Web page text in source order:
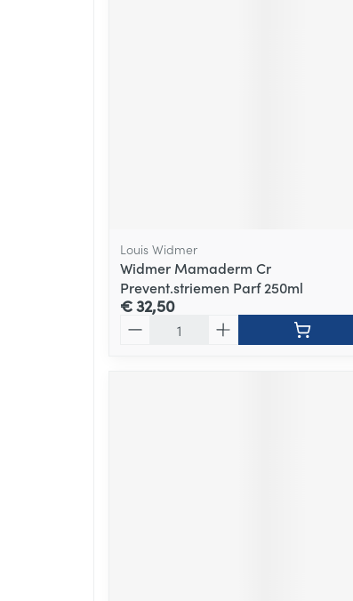
Louis Widmer
Widmer Mamaderm Cr
Prevent.striemen Parf 250ml
€ 32,50